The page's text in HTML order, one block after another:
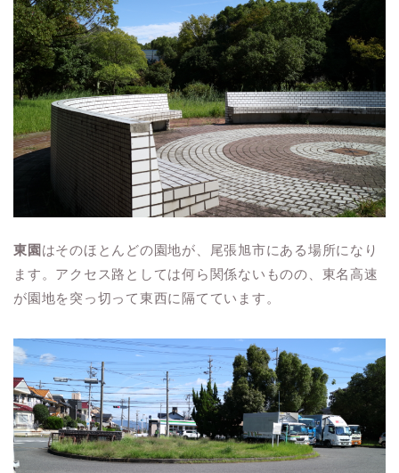
東園 はそのほとんどの園地が、尾張旭市にある場所になり
ます。アクセス路としては何ら関係ないものの、東名高速
が園地を突っ切って東西に隔てています。